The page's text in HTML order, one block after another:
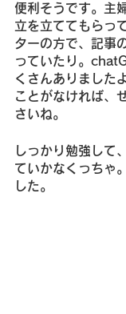
便利そうです。主
立を立ててもらっ
ターの方で、記事
っていたり。
くさんありました
ことがなければ、
さいね。
しっかり勉強して
ていかなくっちゃ
した。